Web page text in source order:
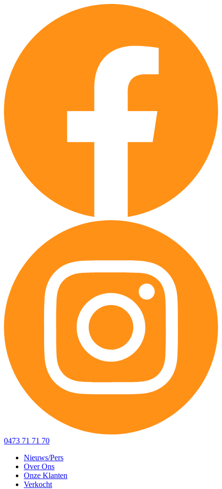
0473 71 71 70
Nieuws/Pers
Over Ons
Onze Klanten
Verkocht